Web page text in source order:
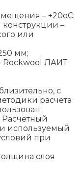
– +20оС;
конструкции –
или
мм;
Rockwool ЛАИТ
с
расчета
используемый
при
слоя